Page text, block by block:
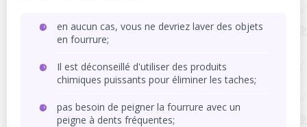
en aucun cas, vous ne devriez laver des objets
en fourrure;
Il est déconseillé d'utiliser des produits
chimiques puissants pour éliminer les taches;
pas besoin de peigner la fourrure avec un
peigne à dents fréquentes;